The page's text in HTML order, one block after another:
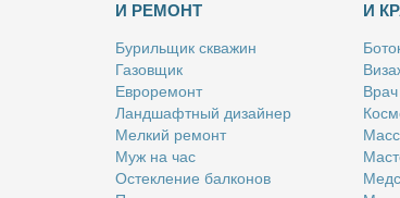
И РЕМОНТ
Бу­риль­щик сква­жин
Га­зов­щик
Ев­ро­ре­монт
Ланд­шафт­ный ди­зай­нер
Мел­кий ре­монт
Муж на час
Остек­ле­ние бал­ко­нов
И
Врач